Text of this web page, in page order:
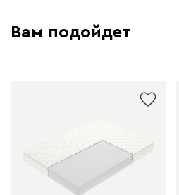
Вам подойдет